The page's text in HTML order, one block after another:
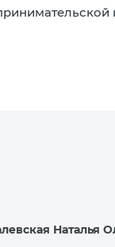
Наталья